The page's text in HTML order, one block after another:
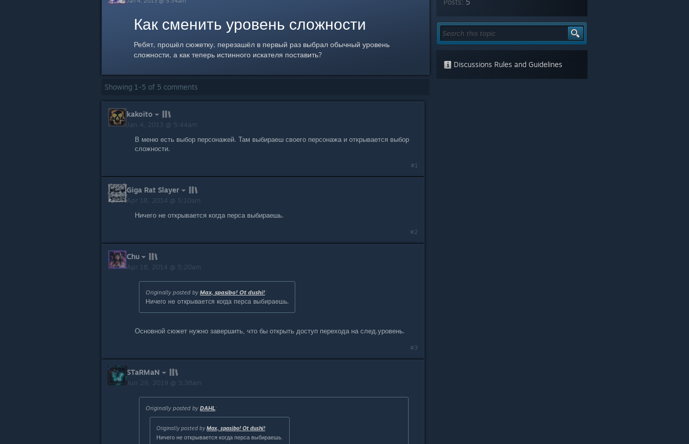
Как сменить уровень сложности
Ребят, прошёл сюжетку, перезашёл в первый раз выбрал обычный уровень
сложности, а как теперь истинного искателя поставить?
Showing 1 -5 of 5 comments
kakoito
Jan 4, 2013 @ 5:44am
В меню есть выбор персонажей. Там выбираеш своего персонажа и открывается выбор
сложности.
#1
Giga Rat Slayer
Apr 18, 2014 @ 5:10am
Ничего не открывается когда перса выбираешь.
#2
Chu
Apr 18, 2014 @ 5:20am
Originally posted by Max, spasibo! Ot dushi!:
Ничего не открывается когда перса выбираешь.
Основной сюжет нужно завершить, что бы открыть доступ перехода на след.уровень.
#3
STaRMaN
Jun 29, 2019 @ 3:38am
Originally posted by DAHL:
Originally posted byMax, spasibo! Ot dushi!:
Ничего не открывается когда перса выбираешь.
Posts: 5
Discussions Rules and Guidelines